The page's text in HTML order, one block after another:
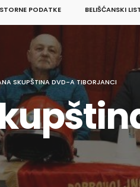
PODATKE BELIŠĆANSKI
SKUPŠTINA DVD-A TIBORJANCI